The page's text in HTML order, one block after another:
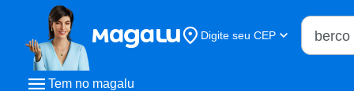
Tem no magalu
Digite seu CEP
Buscar